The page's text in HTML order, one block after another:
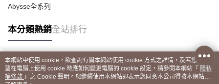
Abysse全系列
本分類熱銷全站排行
熱門標籤
本網站中使用 cookie，欲查詢有關本網站使用 cookie 方式之詳情，及若您不希
望在電腦上使用 cookie 時應如何變更電腦的 cookie 設定，請參閱本網站「 隱私
權條款 」之 Cookie 聲明。您繼續使用本網站即表示您同意本公司得按本網站使